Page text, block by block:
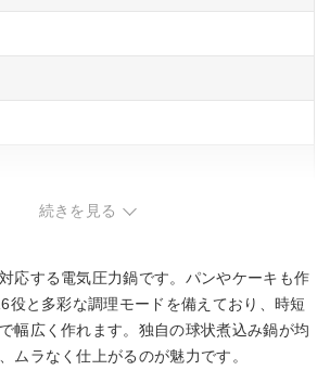
続きを見る
応する電気圧力鍋です。パンやケーキも作
役と多彩な調理モードを備えており、時短
幅広く作れます。独自の球状煮込み鍋が均
ムラなく仕上がるのが魅力です。